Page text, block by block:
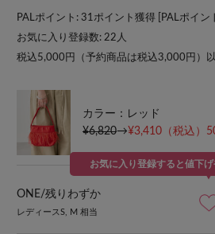
PALポイント: 31ポイント獲得 [ PALポイン
お気に入り登録数: 22 人
税込5,000円（予約商品は税込3,000円）
カラー：レッド
¥6,820→¥3,410 （税込）
ONE/残りわずか
レディースS, M 相当
お気に入り登録すると値下